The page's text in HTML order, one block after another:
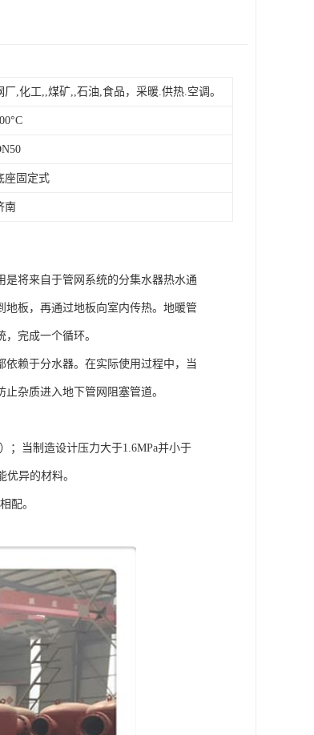
厂,化工,,煤矿,,石油,食品，采暖.供热.空调。
座固定式
南
将来自于管网系统的分集水器热水通
板，再通过地板向室内传热。地暖管
完成一个循环。
赖于分水器。在实际使用过程中，当
杂质进入地下管网阻塞管道。
；当制造设计压力大于1.6MPa并小于
异的材料。
配。